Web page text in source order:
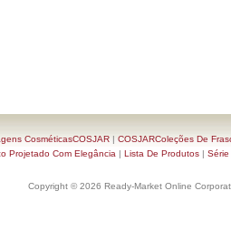
CosméticasCOSJAR| COSJARColeções De
Projetado Com Elegância | Lista De Produtos | Série
Copyright © 2026 Ready-Market Online